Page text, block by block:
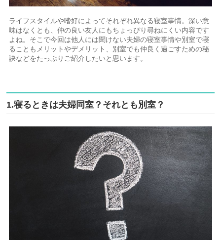
ライフスタイルや嗜好によってそれぞれ異なる寝室事情。深い意
味はなくとも、仲の良い友人にもちょっぴり尋ねにくい内容です
よね。そこで今回は他人には聞けない夫婦の寝室事情や別室で寝
ることもメリットやデメリット、別室でも仲良く過ごすための秘
訣などをたっぷりご紹介したいと思います。
1.寝るときは夫婦同室？それとも別室？